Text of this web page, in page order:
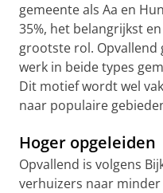
gemeente als Aa en
35%, het belangrijkst
grootste rol. Opvallend
werk in beide types
Dit motief wordt wel
naar populaire
Hoger opgeleiden
Opvallend is volgens
verhuizers naar